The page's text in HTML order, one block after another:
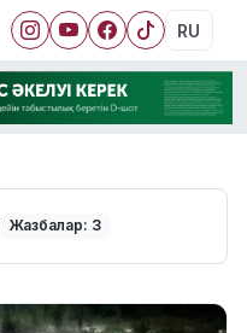
RU
Жазбалар: 3